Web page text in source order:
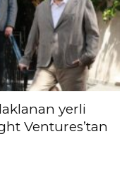
yerli
Ventures’tan